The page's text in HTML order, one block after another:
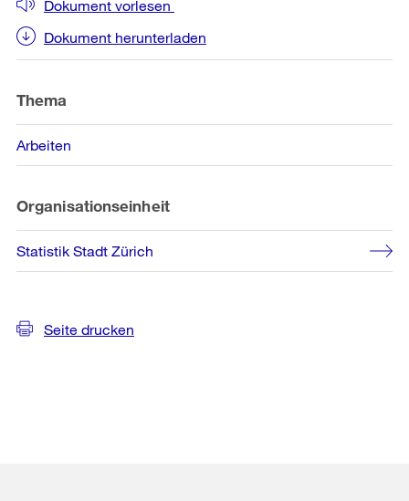
Dokument vorlesen
Dokument herunterladen
Thema
Arbeiten
Organisationseinheit
Statistik Stadt Zürich
Seite drucken